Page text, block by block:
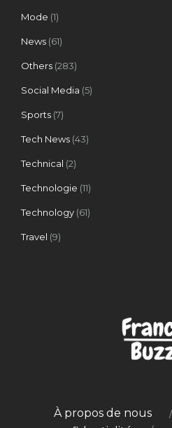
Mode (1)
News (61)
Others (283)
Social Media (5)
Sports (7)
Tech News (43)
Technical (2)
Technologie (11)
Technology (61)
Travel (9)
À propos de nous